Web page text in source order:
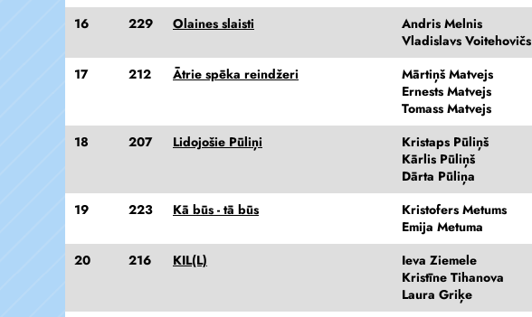
16 229 Olaines slaisti
Andris Melnis
Vladislavs Voitehovičs
17 212 Ātrie spēka reindžeri
Mārtiņš Matvejs
Ernests Matvejs
Tomass Matvejs
18 207 Lidojošie Pūliņi
Kristaps Pūliņš
Kārlis Pūliņš
Dārta Pūliņa
19 223 Kā būs - tā būs
Kristofers Metums
Emija Metuma
20 216 KIL(L)
Ieva Ziemele
Kristīne Tihanova
Laura Griķe